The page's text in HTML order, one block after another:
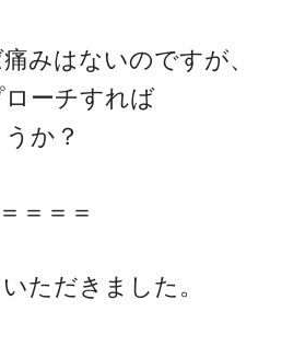
みはないのですが、
ーチすれば
か？
＝＝＝
ただきました。